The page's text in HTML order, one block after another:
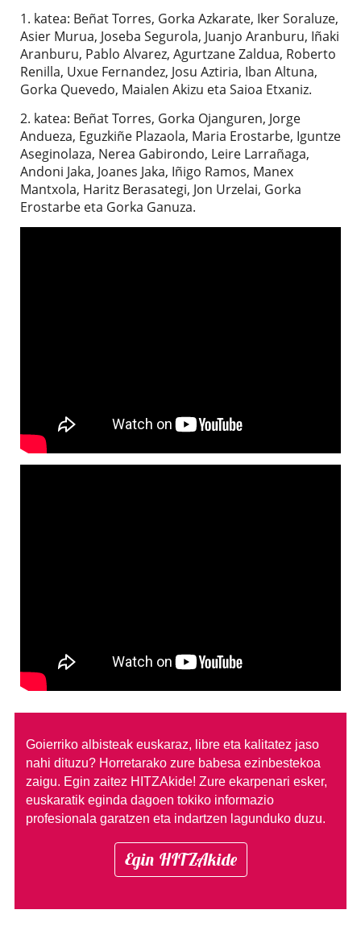
1. katea: Beñat Torres, Gorka Azkarate, Iker Soraluze,
Asier Murua, Joseba Segurola, Juanjo Aranburu, Iñaki
Aranburu, Pablo Alvarez, Agurtzane Zaldua, Roberto
Renilla, Uxue Fernandez, Josu Aztiria, Iban Altuna,
Gorka Quevedo, Maialen Akizu eta Saioa Etxaniz.
2. katea: Beñat Torres, Gorka Ojanguren, Jorge
Andueza, Eguzkiñe Plazaola, Maria Erostarbe, Iguntze
Aseginolaza, Nerea Gabirondo, Leire Larrañaga,
Andoni Jaka, Joanes Jaka, Iñigo Ramos, Manex
Mantxola, Haritz Berasategi, Jon Urzelai, Gorka
Erostarbe eta Gorka Ganuza.
Goierriko albisteak euskaraz, libre eta kalitatez jaso
nahi dituzu? Horretarako zure babesa ezinbestekoa
zaigu. Egin zaitez HITZAkide! Zure ekarpenari esker,
euskaratik eginda dagoen tokiko informazio
profesionala garatzen eta indartzen lagunduko duzu.
Egin HITZAkide